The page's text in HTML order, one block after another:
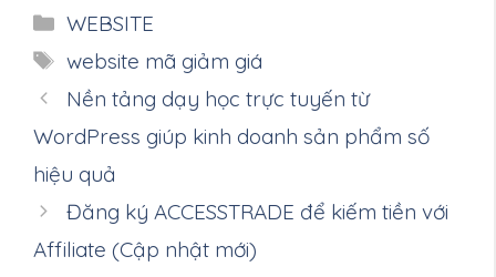
Danh
mục
WEBSITE
Thẻ
website mã giảm giá
Nền tảng dạy học trực tuyến từ
WordPress giúp kinh doanh sản phẩm số
hiệu quả
Đăng ký ACCESSTRADE để kiếm tiền với
Affiliate (Cập nhật mới)